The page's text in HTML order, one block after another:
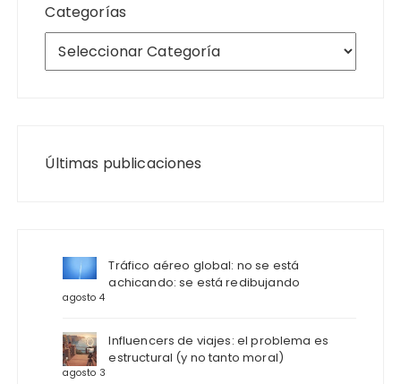
Categorías
Últimas publicaciones
Tráfico aéreo global: no se está
achicando: se está redibujando
agosto 4
Influencers de viajes: el problema es
estructural (y no tanto moral)
agosto 3